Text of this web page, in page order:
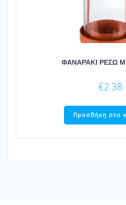
ΦΑΝΑΡΑΚΙ ΡΕΣΩ
€2.38
Προσθήκη στο